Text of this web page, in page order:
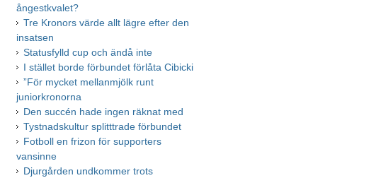
ångestkvalet?
Tre Kronors värde allt lägre efter den
insatsen
Statusfylld cup och ändå inte
I stället borde förbundet förlåta Cibicki
”För mycket mellanmjölk runt
juniorkronorna
Den succén hade ingen räknat med
Tystnadskultur splitttrade förbundet
Fotboll en frizon för supporters
vansinne
Djurgården undkommer trots